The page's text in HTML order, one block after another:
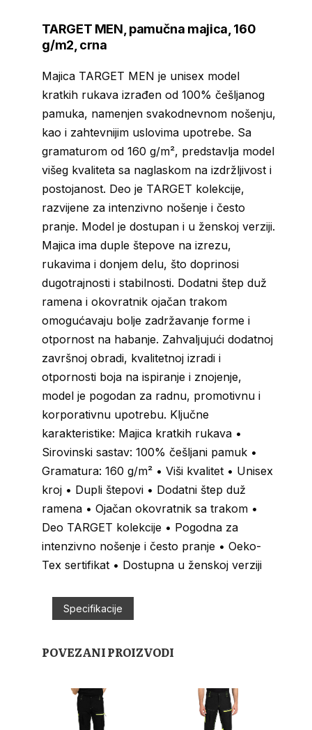
TARGET MEN, pamučna majica, 160
g/m2, crna
Majica TARGET MEN je unisex model
kratkih rukava izrađen od 100% češljanog
pamuka, namenjen svakodnevnom nošenju,
kao i zahtevnijim uslovima upotrebe. Sa
gramaturom od 160 g/m², predstavlja model
višeg kvaliteta sa naglaskom na izdržljivost i
postojanost. Deo je TARGET kolekcije,
razvijene za intenzivno nošenje i često
pranje. Model je dostupan i u ženskoj verziji.
Majica ima duple štepove na izrezu,
rukavima i donjem delu, što doprinosi
dugotrajnosti i stabilnosti. Dodatni štep duž
ramena i okovratnik ojačan trakom
omogućavaju bolje zadržavanje forme i
otpornost na habanje. Zahvaljujući dodatnoj
završnoj obradi, kvalitetnoj izradi i
otpornosti boja na ispiranje i znojenje,
model je pogodan za radnu, promotivnu i
korporativnu upotrebu. Ključne
karakteristike: Majica kratkih rukava •
Sirovinski sastav: 100% češljani pamuk •
Gramatura: 160 g/m² • Viši kvalitet • Unisex
kroj • Dupli štepovi • Dodatni štep duž
ramena • Ojačan okovratnik sa trakom •
Deo TARGET kolekcije • Pogodna za
intenzivno nošenje i često pranje • Oeko-
Tex sertifikat • Dostupna u ženskoj verziji
Specifikacije
POVEZANI PROIZVODI